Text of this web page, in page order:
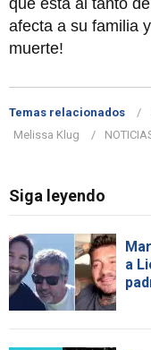
afecta a su familia
muerte!
Temas relacionados
Melissa Klug
Siga leyendo
a